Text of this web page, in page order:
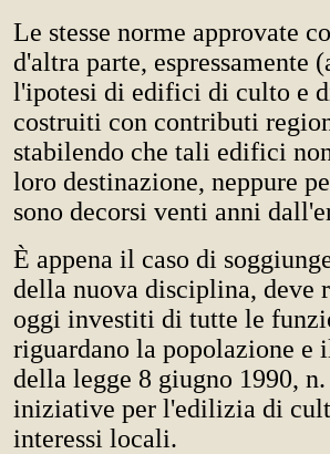
Le stesse norme approvate
d'altra parte, espressamente
l'ipotesi di edifici di culto e
costruiti con contributi
stabilendo che tali edifici
loro destinazione, neppure
sono decorsi venti anni
È appena il caso di
della nuova disciplina, deve
oggi investiti di tutte le
riguardano la popolazione
della legge 8 giugno 1990,
iniziative per l'edilizia di
interessi locali.